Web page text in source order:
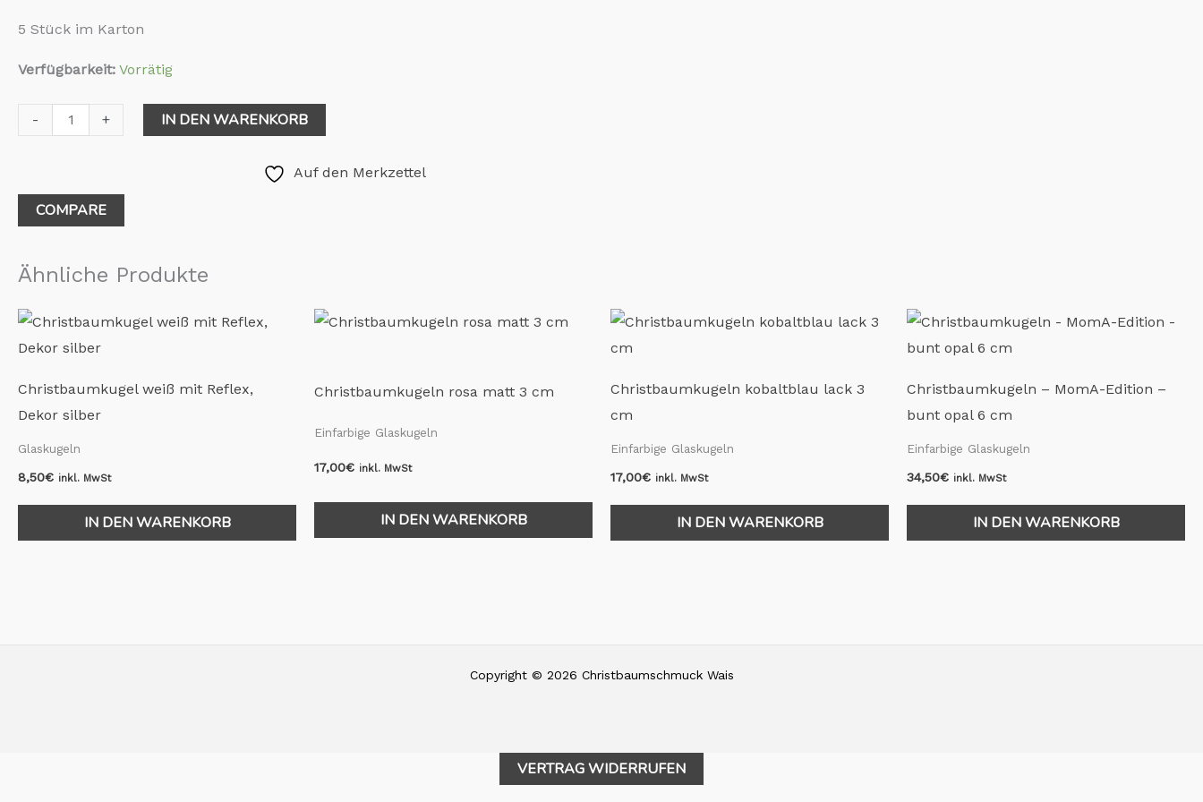
5 Stück im Karton
Verfügbarkeit: Vorrätig
- + IN DEN WARENKORB
Auf den Merkzettel
COMPARE
Ähnliche Produkte
Christbaumkugel weiß mit Reflex,
Dekor silber
Glaskugeln
8,50€ inkl. MwSt
IN DEN WARENKORB
Christbaumkugeln rosa matt 3 cm
Einfarbige Glaskugeln
17,00€ inkl. MwSt
IN DEN WARENKORB
Christbaumkugeln kobaltblau lack 3
cm
Einfarbige Glaskugeln
17,00€ inkl. MwSt
IN DEN WARENKORB
Christbaumkugeln – MomA-Edition –
bunt opal 6 cm
Einfarbige Glaskugeln
34,50€ inkl. MwSt
IN DEN WARENKORB
Copyright © 2026 Christbaumschmuck Wais
VERTRAG WIDERRUFEN